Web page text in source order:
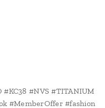
#KC38 #NVS #TITANIUM
#MemberOffer #fashion